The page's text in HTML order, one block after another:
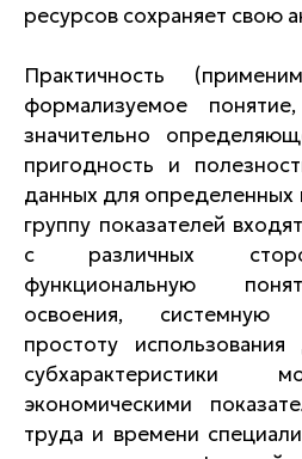
ресурсов сохраняет свою
Практичность
формализуемое
значительно
пригодность и
данных для определенных
группу показателей
с различных
функциональную
освоения, системную
простоту
субхарактеристики
экономическими
труда и времени